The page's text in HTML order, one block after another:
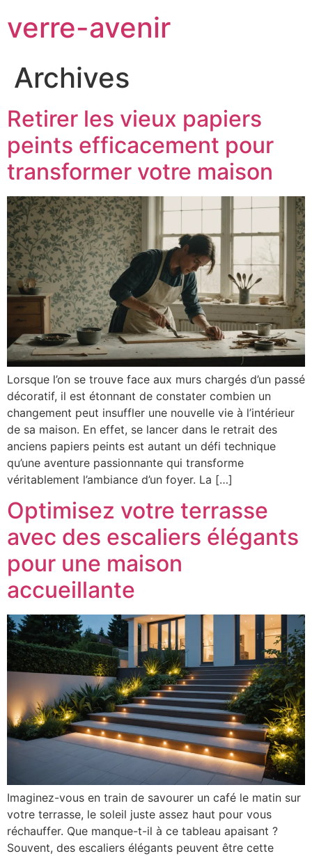
verre-avenir
Archives
Retirer les vieux papiers
peints efficacement pour
transformer votre maison
Lorsque l’on se trouve face aux murs chargés d’un passé
décoratif, il est étonnant de constater combien un
changement peut insuffler une nouvelle vie à l’intérieur
de sa maison. En effet, se lancer dans le retrait des
anciens papiers peints est autant un défi technique
qu’une aventure passionnante qui transforme
véritablement l’ambiance d’un foyer. La […]
Optimisez votre terrasse
avec des escaliers élégants
pour une maison
accueillante
Imaginez-vous en train de savourer un café le matin sur
votre terrasse, le soleil juste assez haut pour vous
réchauffer. Que manque-t-il à ce tableau apaisant ?
Souvent, des escaliers élégants peuvent être cette